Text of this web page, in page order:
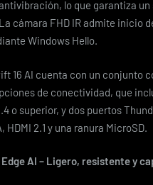
lo que garantiza un
cámara FHD IR admite inicio
Windows Hello.
16 AI cuenta con un conjunto
de conectividad, que
o superior, y dos puertos
HDMI 2.1 y una ranura MicroSD.
AI – Ligero, resistente y